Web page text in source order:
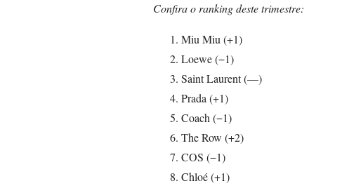
Confira o ranking deste trimestre:
Miu Miu (+1)
Loewe (−1)
Saint Laurent (—)
Prada (+1)
Coach (−1)
The Row (+2)
COS (−1)
Chloé (+1)